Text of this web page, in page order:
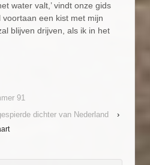
water valt,’ vindt onze gids
een kist met mijn
blijven drijven, als ik in het
91
dichter van Nederland
›